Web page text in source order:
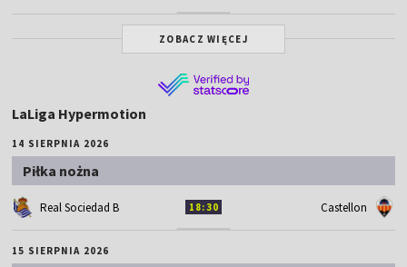
ZOBACZ WIĘCEJ
LaLiga Hypermotion
14 SIERPNIA 2026
Piłka nożna
Real Sociedad B 18:30 Castellon
15 SIERPNIA 2026